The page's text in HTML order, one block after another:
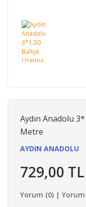
Aydın Anadolu
Metre
AYDIN ANADOLU
729,00 TL
Yorum (0) | Yorum